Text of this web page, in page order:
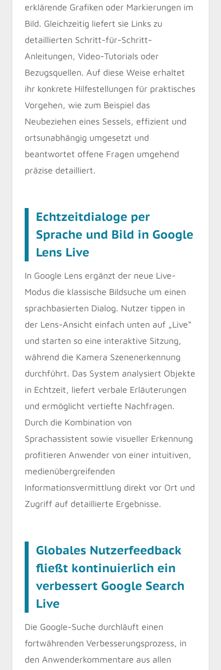
erklärende Grafiken oder Markierungen im
Bild. Gleichzeitig liefert sie Links zu
detaillierten Schritt-für-Schritt-
Anleitungen, Video-Tutorials oder
Bezugsquellen. Auf diese Weise erhaltet
ihr konkrete Hilfestellungen für praktisches
Vorgehen, wie zum Beispiel das
Neubeziehen eines Sessels, effizient und
ortsunabhängig umgesetzt und
beantwortet offene Fragen umgehend
präzise detailliert.
Echtzeitdialoge per
Sprache und Bild in Google
Lens Live
In Google Lens ergänzt der neue Live-
Modus die klassische Bildsuche um einen
sprachbasierten Dialog. Nutzer tippen in
der Lens-Ansicht einfach unten auf „Live“
und starten so eine interaktive Sitzung,
während die Kamera Szenenerkennung
durchführt. Das System analysiert Objekte
in Echtzeit, liefert verbale Erläuterungen
und ermöglicht vertiefte Nachfragen.
Durch die Kombination von
Sprachassistent sowie visueller Erkennung
profitieren Anwender von einer intuitiven,
medienübergreifenden
Informationsvermittlung direkt vor Ort und
Zugriff auf detaillierte Ergebnisse.
Globales Nutzerfeedback
fließt kontinuierlich ein
verbessert Google Search
Live
Die Google-Suche durchläuft einen
fortwährenden Verbesserungsprozess, in
den Anwenderkommentare aus allen